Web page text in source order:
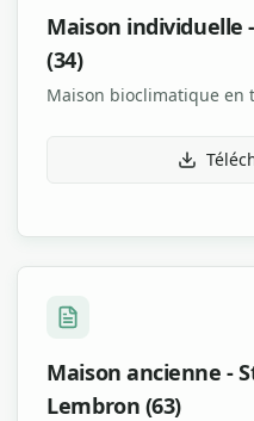
Maison individuelle
(34)
Maison bioclimatique en
Maison ancienne -
Lembron (63)